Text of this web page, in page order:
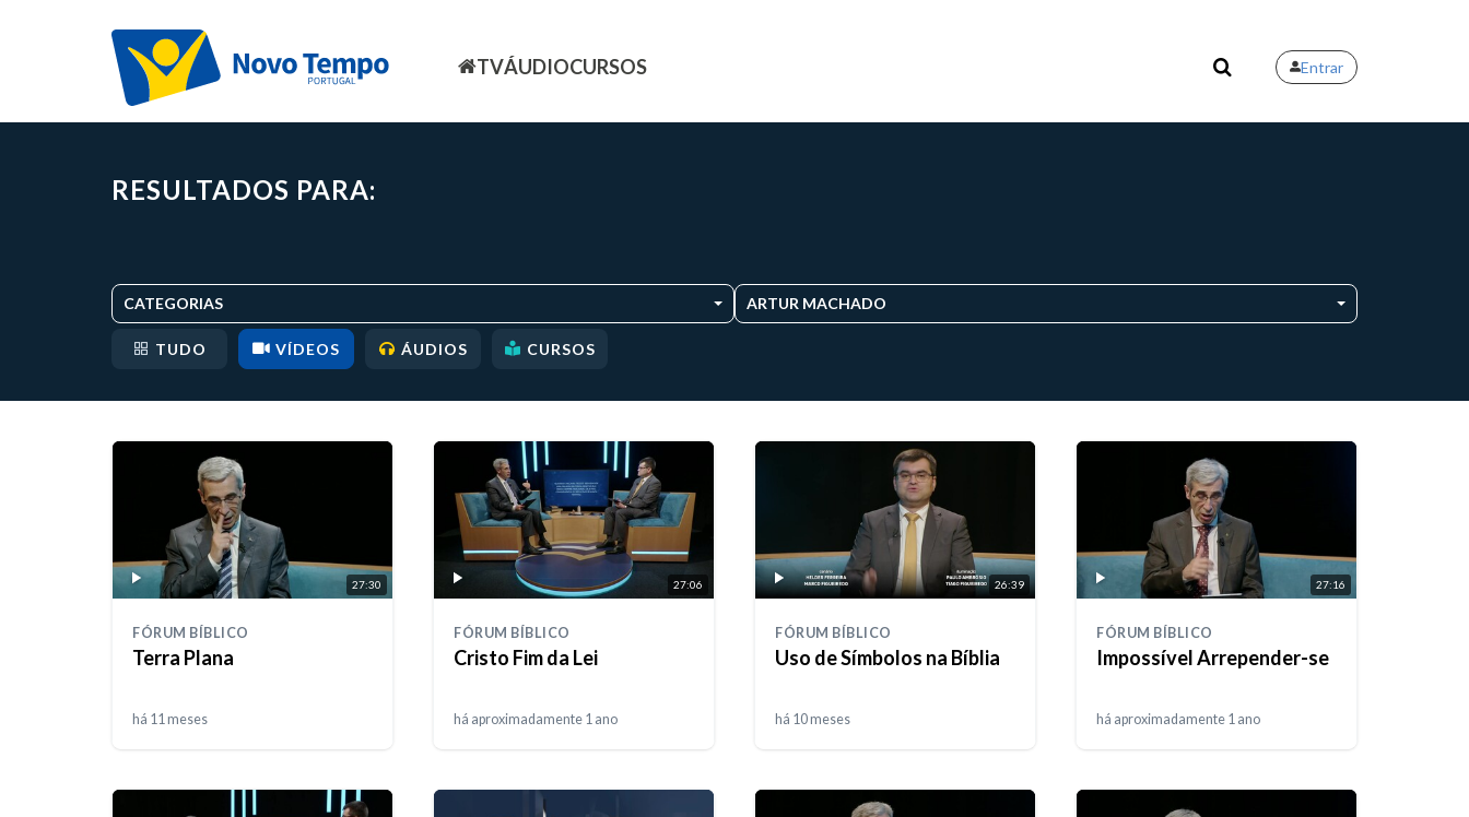
TVÁUDIOCURSOS Entrar
RESULTADOS PARA:
CATEGORIAS ARTUR MACHADO
TUDO VÍDEOS ÁUDIOS CURSOS
27:30
FÓRUM BÍBLICO
Terra Plana
há 11 meses
27:06
FÓRUM BÍBLICO
Cristo Fim da Lei
há aproximadamente 1 ano
26:39
FÓRUM BÍBLICO
Uso de Símbolos na Bíblia
há 10 meses
27:16
FÓRUM BÍBLICO
Impossível Arrepender-se
há aproximadamente 1 ano